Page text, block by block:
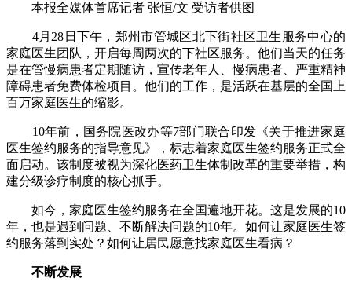
本报全媒体首席记者 张恒/文 受访者供图
4月28日下午，郑州市管城区北下街社区卫生服务中心的
家庭医生团队，开启每周两次的下社区服务。他们当天的任务
是在管慢病患者定期随访，宣传老年人、慢病患者、严重精神
障碍患者免费体检项目。他们的工作，是活跃在基层的全国上
百万家庭医生的缩影。
10年前，国务院医改办等7部门联合印发《关于推进家庭
医生签约服务的指导意见》，标志着家庭医生签约服务正式全
面启动。该制度被视为深化医药卫生体制改革的重要举措，构
建分级诊疗制度的核心抓手。
如今，家庭医生签约服务在全国遍地开花。这是发展的10
年，也是遇到问题、不断解决问题的10年。如何让家庭医生签
约服务落到实处？如何让居民愿意找家庭医生看病？
不断发展